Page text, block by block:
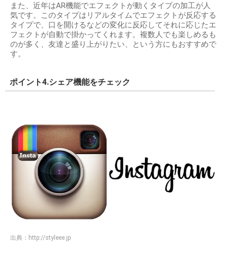
また、近年はAR機能でエフェクトが動くタイプの加工が人
気です。このタイプはリアルタイムでエフェクトが反応する
タイプで、口を開けるなどの変化に反応してそれに応じたエ
フェクトが自動で掛かってくれます。複数人でも楽しめるも
のが多く、友達と盛り上がりたい、という方にもおすすめで
す。
ポイント4.シェア機能をチェック
出典： http://styleee.jp